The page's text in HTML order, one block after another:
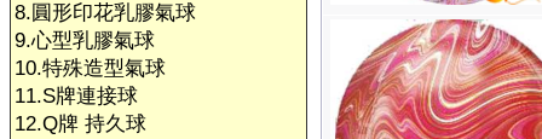
8.圓形印花乳膠氣球
9.心型乳膠氣球
10.特殊造型氣球
11.S牌連接球
12.Q牌 持久球